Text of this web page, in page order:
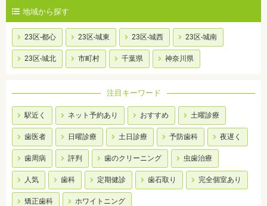
地域から探す
23区-都心 23区-城東 23区-城西 23区-城南
23区-城北 市町村 千葉県 神奈川県
注目キーワード
駅近く ネット予約あり おすすめ 土曜診療
歯医者 日曜診療 土日診療 予防歯科 夜遅く
歯周病 評判 歯のクリーニング 虫歯治療
人気 歯科 定期健診 歯石取り 完全個室あり
矯正歯科 ホワイトニング